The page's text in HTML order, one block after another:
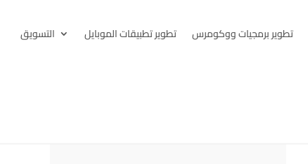
تطوير برمجيات ووكومرس تطوير تطبيقات الموبايل التسويق